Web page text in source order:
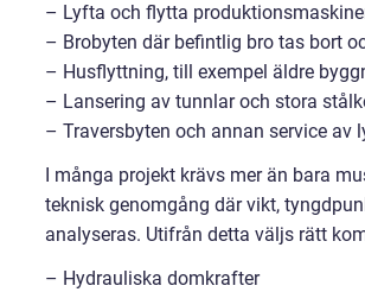
– Lyfta och flytta
– Brobyten där befintlig bro tas bort
– Husflyttning, till exempel äldre
– Lansering av tunnlar och stora
– Traversbyten och annan service av
I många projekt krävs mer än bara
teknisk genomgång där vikt,
analyseras. Utifrån detta väljs rätt
– Hydrauliska domkrafter